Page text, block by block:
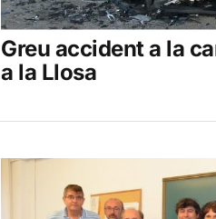
Greu accident a la
a la Llosa